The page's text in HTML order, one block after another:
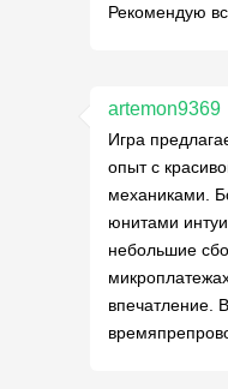
Рекомендую
artemon9369
Игра
опыт с
механиками.
юнитами
небольшие
впечатление.